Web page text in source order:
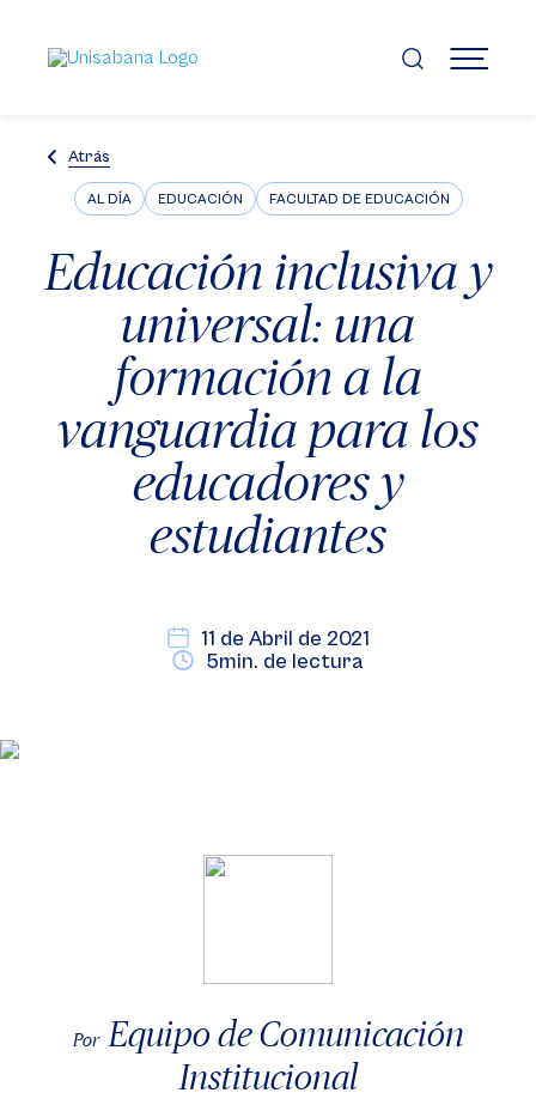
contenido
principal
MENÚ
Atrás
AL DÍA EDUCACIÓN FACULTAD DE EDUCACIÓN
Educación inclusiva y
universal: una
formación a la
vanguardia para los
educadores y
estudiantes
11 de Abril de 2021
5min. de lectura
Por Equipo de Comunicación
Institucional